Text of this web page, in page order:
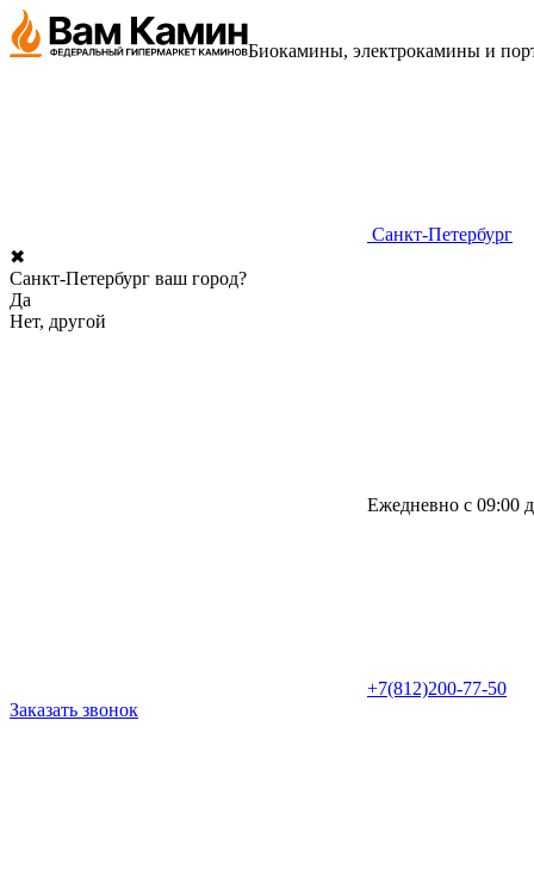
Биокамины, электрокамины и
Санкт-Петербург
✖
Санкт-Петербург ваш город?
Да
Нет, другой
Ежедневно с 09:00
+7(812)200-77-50
Заказать звонок